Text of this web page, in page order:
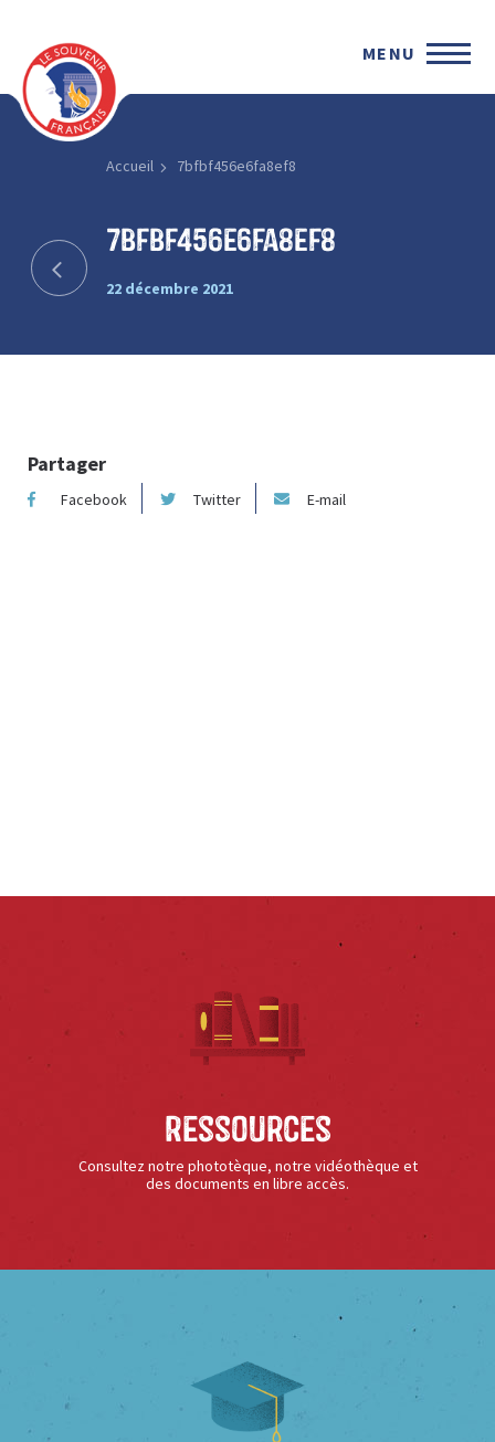
MENU
Accueil 7bfbf456e6fa8ef8
7bfbf456e6fa8ef8
22 décembre 2021
Partager
Facebook Twitter E-mail
Ressources
Consultez notre phototèque, notre vidéothèque et
des documents en libre accès.